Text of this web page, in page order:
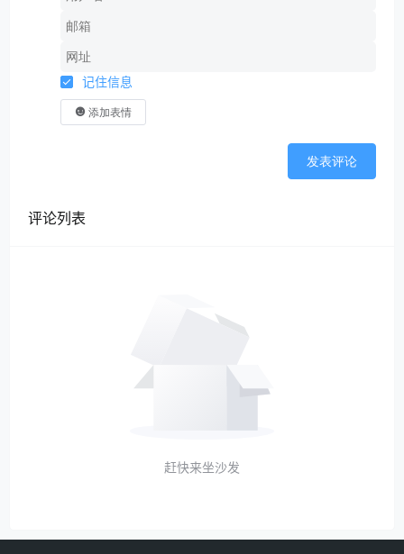
（一）公司正常运作，员工居家可正常办公
员工居家按正常出勤处理，支付全额固定工资。
政策依据：《人力资源社会保障部关于妥善处理
新型冠状病毒感染的肺炎疫情防控期间劳动关系
的肺炎患者、疑似病人、密切接触者在其隔离治
在此期间，劳动合同到期
满、隔离期期满或者政府采取的紧急措施结束。”
记住信息
添加表情
发表评论
评论列表
赶快来坐沙发